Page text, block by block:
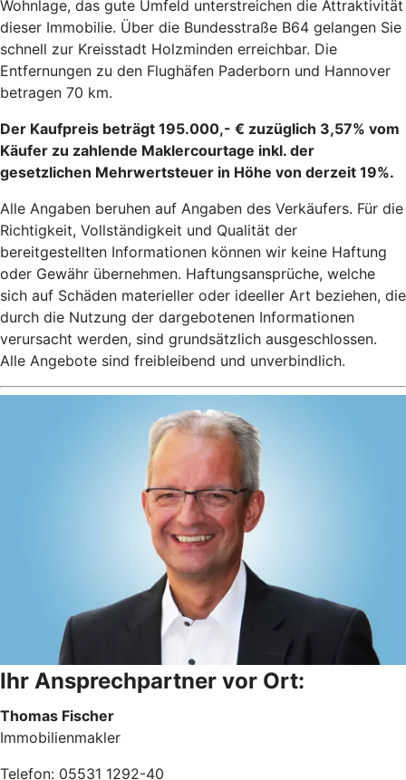
Wohnlage, das gute Umfeld unterstreichen die Attraktivität
dieser Immobilie. Über die Bundesstraße B64 gelangen Sie
schnell zur Kreisstadt Holzminden erreichbar. Die
Entfernungen zu den Flughäfen Paderborn und Hannover
betragen 70 km.
Der Kaufpreis beträgt 195.000,- € zuzüglich 3,57% vom
Käufer zu zahlende Maklercourtage inkl. der
gesetzlichen Mehrwertsteuer in Höhe von derzeit 19%.
Alle Angaben beruhen auf Angaben des Verkäufers. Für die
Richtigkeit, Vollständigkeit und Qualität der
bereitgestellten Informationen können wir keine Haftung
oder Gewähr übernehmen. Haftungsansprüche, welche
sich auf Schäden materieller oder ideeller Art beziehen, die
durch die Nutzung der dargebotenen Informationen
verursacht werden, sind grundsätzlich ausgeschlossen.
Alle Angebote sind freibleibend und unverbindlich.
Ihr Ansprechpartner vor Ort:
Thomas Fischer
Immobilienmakler
Telefon: 05531 1292-40